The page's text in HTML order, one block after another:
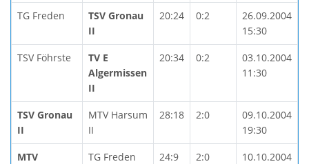
TG Freden
TSV Gronau
II
20:24 0:2
26.09.2004
15:30
TSV Föhrste
TV E
Algermissen
II
20:34 0:2
03.10.2004
11:30
TSV Gronau
II
MTV Harsum
II
28:18 2:0
09.10.2004
19:30
MTV
TG Freden 24:9 2:0
10.10.2004